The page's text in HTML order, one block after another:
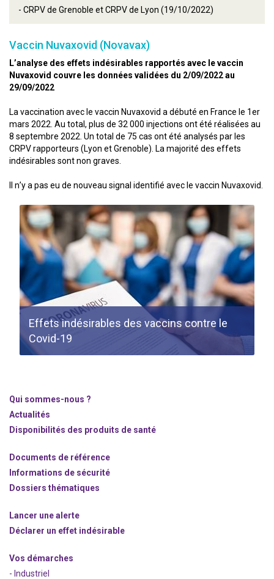
- CRPV de Grenoble et CRPV de Lyon (19/10/2022)
Vaccin Nuvaxovid (Novavax)
L’analyse des effets indésirables rapportés avec le vaccin
Nuvaxovid couvre les données validées du 2/09/2022 au
29/09/2022
La vaccination avec le vaccin Nuvaxovid a débuté en France le 1er
mars 2022. Au total, plus de 32 000 injections ont été réalisées au
8 septembre 2022. Un total de 75 cas ont été analysés par les
CRPV rapporteurs (Lyon et Grenoble). La majorité des effets
indésirables sont non graves.
Il n’y a pas eu de nouveau signal identifié avec le vaccin Nuvaxovid.
Effets indésirables des vaccins contre le
Covid-19
Qui sommes-nous ?
Actualités
Disponibilités des produits de santé
Documents de référence
Informations de sécurité
Dossiers thématiques
Lancer une alerte
Déclarer un effet indésirable
Vos démarches
- Industriel